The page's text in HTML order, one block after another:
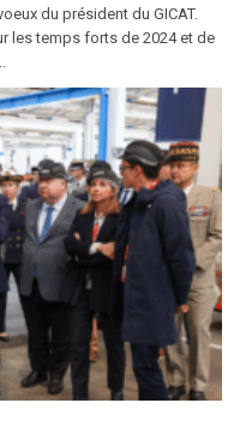
du président du GICAT.
les temps forts de 2024 et de